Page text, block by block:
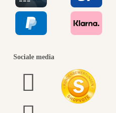
Sociale media